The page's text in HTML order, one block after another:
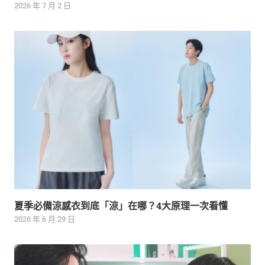
2026 年 7 月 2 日
夏季必備涼感衣到底「涼」在哪？4大原理一次看懂
2026 年 6 月 29 日